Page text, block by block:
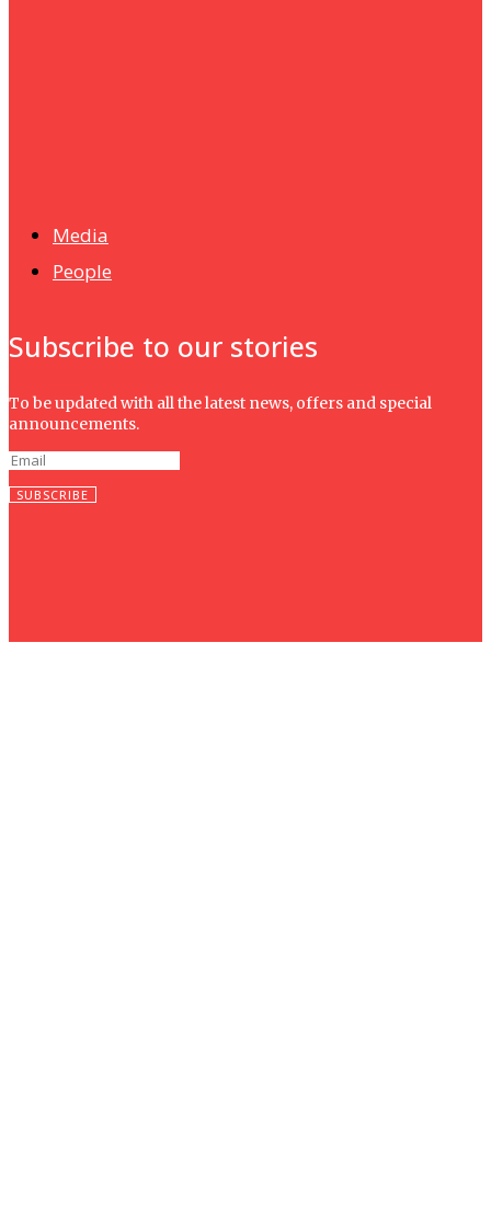
Media
People
Subscribe to our stories
To be updated with all the latest news, offers and special
announcements.
SUBSCRIBE